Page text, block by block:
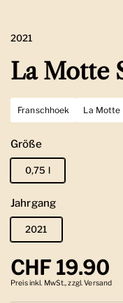
2021
La Motte
Franschhoek La Motte
Größe
0,75 l
Jahrgang
2021
Regulärer
CHF 19.90
Preis inkl. MwSt., zzgl. Versand